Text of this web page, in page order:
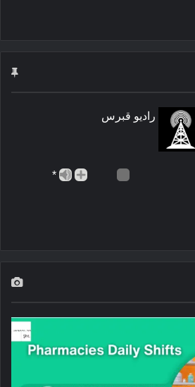
رادیو قبرس
*